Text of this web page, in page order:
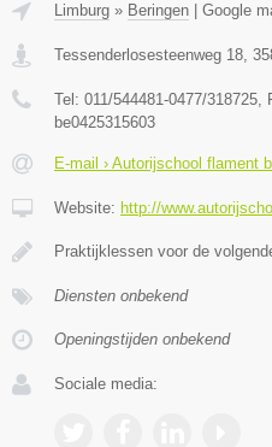
Limburg » Beringen Google
Tessenderlosesteenweg 18,
Tel: 011/544481-0477/318725,
be0425315603
E-mail › Autorijschool flament
Website: http://
Praktijklessen voor de
Diensten onbekend
Openingstijden onbekend
Sociale media: